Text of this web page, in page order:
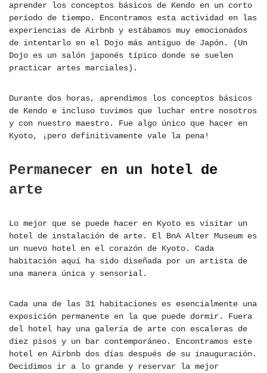
aprender los conceptos básicos de Kendo en un corto
período de tiempo. Encontramos esta actividad en las
experiencias de Airbnb y estábamos muy emocionados
de intentarlo en el Dojo más antiguo de Japón. (Un
Dojo es un salón japonés típico donde se suelen
practicar artes marciales).
Durante dos horas, aprendimos los conceptos básicos
de Kendo e incluso tuvimos que luchar entre nosotros
y con nuestro maestro. Fue algo único que hacer en
Kyoto, ¡pero definitivamente vale la pena!
Permanecer en un hotel de
arte
Lo mejor que se puede hacer en Kyoto es visitar un
hotel de instalación de arte. El BnA Alter Museum es
un nuevo hotel en el corazón de Kyoto. Cada
habitación aquí ha sido diseñada por un artista de
una manera única y sensorial.
Cada una de las 31 habitaciones es esencialmente una
exposición permanente en la que puede dormir. Fuera
del hotel hay una galería de arte con escaleras de
diez pisos y un bar contemporáneo. Encontramos este
hotel en Airbnb dos días después de su inauguración.
Decidimos ir a lo grande y reservar la mejor